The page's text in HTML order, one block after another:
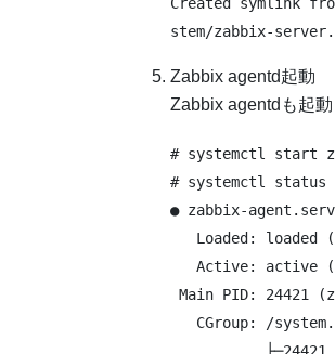
Zabbix agentd起動
Zabbix agentdも起動
# systemctl start
# systemctl status
● zabbix-
Loaded: loaded
Active: active
Main PID: 24421
CGroup: /
├─24421